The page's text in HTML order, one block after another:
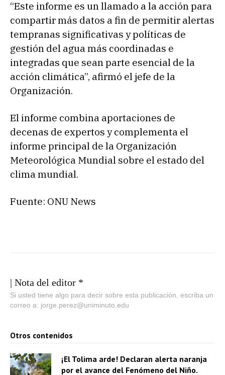
“Este informe es un llamado a la acción para
compartir más datos a fin de permitir alertas
tempranas significativas y políticas de
gestión del agua más coordinadas e
integradas que sean parte esencial de la
acción climática”, afirmó el jefe de la
Organización.
El informe combina aportaciones de
decenas de expertos y complementa el
informe principal de la Organización
Meteorológica Mundial sobre el estado del
clima mundial.
Fuente: ONU News
| Nota del editor *
Si usted tiene algo para decir sobre esta publicación, escriba un
correo a: jorge.perez@uniminuto.edu
Otros contenidos
¡El Tolima arde! Declaran alerta naranja
por el avance del Fenómeno del Niño.